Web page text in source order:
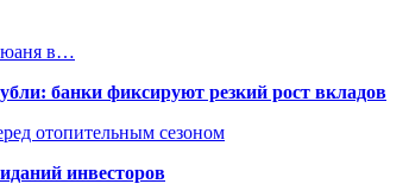
юаня в…
банки фиксируют резкий рост вкладов
отопительным сезоном
инвесторов